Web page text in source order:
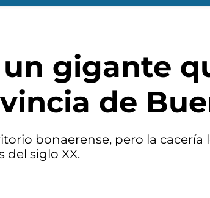
gigante
de
bonaerense, pero la cacería
siglo XX.